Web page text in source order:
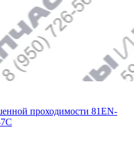
проходимости 81EN-